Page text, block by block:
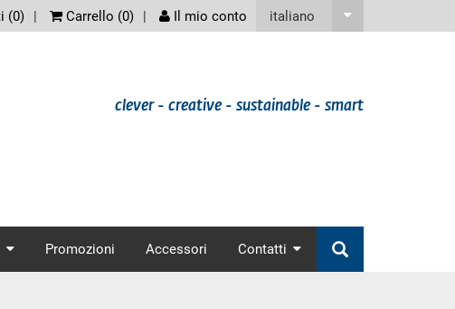
italiano
(0) Carrello (0) Il mio conto
clever - creative - sustainable - smart
Promozioni Accessori Contatti